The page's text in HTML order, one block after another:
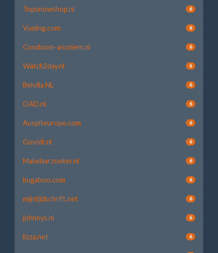
Topsnowshop.nl 6
Vueling.com 6
Condoom-anoniem.nl 6
Watch2day.nl 6
Belvilla NL 6
OAD.nl 6
Auspiteurope.com 6
Govolt.nl 6
Makelaarzoeker.nl 6
bugaboo.com 6
mijntijdschrift.net 6
johnnys.nl 6
lizza.net 6